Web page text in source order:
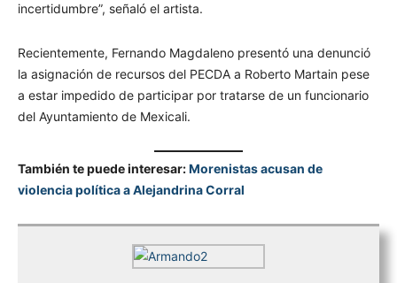
incertidumbre”, señaló el artista.
Recientemente, Fernando Magdaleno presentó una denunció
la asignación de recursos del PECDA a Roberto Martain pese
a estar impedido de participar por tratarse de un funcionario
del Ayuntamiento de Mexicali.
También te puede interesar:Morenistas acusan de
violencia política a Alejandrina Corral